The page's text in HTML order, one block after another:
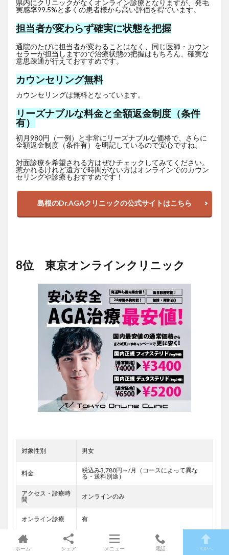
県内にクリニックがなくオンライン診療となりますが、発毛
実感率99.5%と多くの患者様から高い評価を得ています。
担当者が変わらず確実に状態を把握
通院のたびに担当者が変わることはなく、同じ医師・カウン
セラーが担当しますので治療状態の把握はもちろん、確実な
意思疎通が行えておすすめです。
カウンセリング無料
カウンセリングは無料となっています。
リーズナブルな料金と全額返金制度（条件
有）
初月980円（一例）と非常にリーズナブルな価格で、さらに
全額返金制度（条件有）を明記しているので安心ですね。
対面診療を希望される方はぜひチェックしてみてください。
惹かれるけれど遠方で時間がない方はオンラインでのカウン
セリングや診療もおすすめです！
島根のDr.AGAクリニックの公式サイトはこちら
8位 東京オンラインクリニック
対象性別 男女
料金
税込み3,780円～/月（コースによって異な
る・送料別途）
アクセス・診療時
間
オンラインのみ
オンライン診療 有
無料カウンセリン
グ
有（無料診療）
ホーム シェア メニュー 電話 TOPへ